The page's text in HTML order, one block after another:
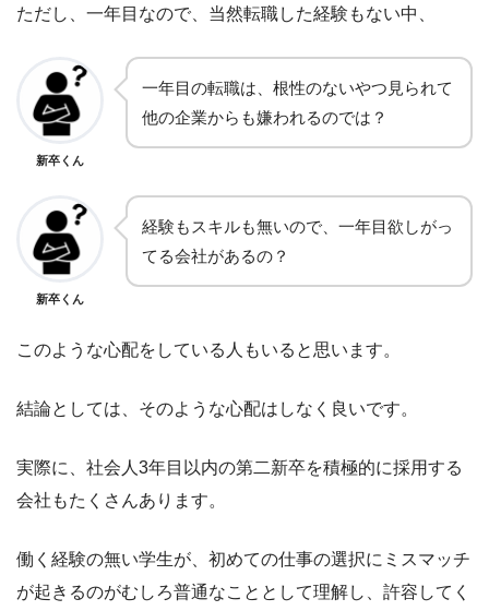
ただし、一年目なので、当然転職した経験もない中、
新卒くん
一年目の転職は、根性のないやつ見られて
他の企業からも嫌われるのでは？
新卒くん
経験もスキルも無いので、一年目欲しがっ
てる会社があるの？
このような心配をしている人もいると思います。
結論としては、そのような心配はしなく良いです。
実際に、社会人3年目以内の第二新卒を積極的に採用する
会社もたくさんあります。
働く経験の無い学生が、初めての仕事の選択にミスマッチ
が起きるのがむしろ普通なこととして理解し、許容してく